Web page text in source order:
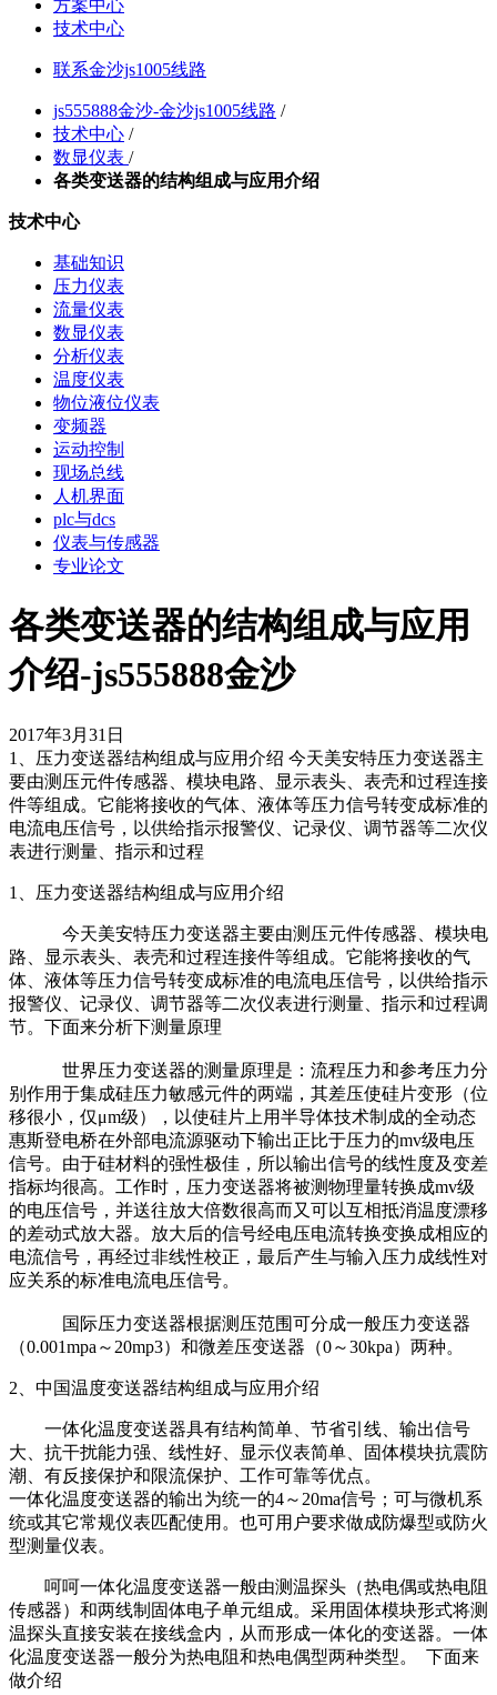
方案中心
技术中心
联系金沙js1005线路
js555888金沙-金沙js1005线路 /
技术中心 /
数显仪表 /
各类变送器的结构组成与应用介绍
技术中心
基础知识
压力仪表
流量仪表
数显仪表
分析仪表
温度仪表
物位液位仪表
变频器
运动控制
现场总线
人机界面
plc与dcs
仪表与传感器
专业论文
各类变送器的结构组成与应用
介绍-js555888金沙
2017年3月31日
1、压力变送器结构组成与应用介绍 今天美安特压力变送器主
要由测压元件传感器、模块电路、显示表头、表壳和过程连接
件等组成。它能将接收的气体、液体等压力信号转变成标准的
电流电压信号，以供给指示报警仪、记录仪、调节器等二次仪
表进行测量、指示和过程
1、压力变送器结构组成与应用介绍
今天美安特压力变送器主要由测压元件传感器、模块电
路、显示表头、表壳和过程连接件等组成。它能将接收的气
体、液体等压力信号转变成标准的电流电压信号，以供给指示
报警仪、记录仪、调节器等二次仪表进行测量、指示和过程调
节。下面来分析下测量原理
世界压力变送器的测量原理是：流程压力和参考压力分
别作用于集成硅压力敏感元件的两端，其差压使硅片变形（位
移很小，仅μm级），以使硅片上用半导体技术制成的全动态
惠斯登电桥在外部电流源驱动下输出正比于压力的mv级电压
信号。由于硅材料的强性极佳，所以输出信号的线性度及变差
指标均很高。工作时，压力变送器将被测物理量转换成mv级
的电压信号，并送往放大倍数很高而又可以互相抵消温度漂移
的差动式放大器。放大后的信号经电压电流转换变换成相应的
电流信号，再经过非线性校正，最后产生与输入压力成线性对
应关系的标准电流电压信号。
国际压力变送器根据测压范围可分成一般压力变送器
（0.001mpa～20mp3）和微差压变送器（0～30kpa）两种。
2、中国温度变送器结构组成与应用介绍
一体化温度变送器具有结构简单、节省引线、输出信号
大、抗干扰能力强、线性好、显示仪表简单、固体模块抗震防
潮、有反接保护和限流保护、工作可靠等优点。
一体化温度变送器的输出为统一的4～20ma信号；可与微机系
统或其它常规仪表匹配使用。也可用户要求做成防爆型或防火
型测量仪表。
呵呵一体化温度变送器一般由测温探头（热电偶或热电阻
传感器）和两线制固体电子单元组成。采用固体模块形式将测
温探头直接安装在接线盒内，从而形成一体化的变送器。一体
化温度变送器一般分为热电阻和热电偶型两种类型。 下面来
做介绍